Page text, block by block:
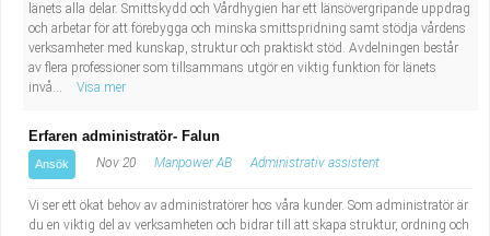
länets alla delar. Smittskydd och Vårdhygien har ett länsövergripande uppdrag
och arbetar för att förebygga och minska smittspridning samt stödja vårdens
verksamheter med kunskap, struktur och praktiskt stöd. Avdelningen består
av flera professioner som tillsammans utgör en viktig funktion för länets
invå...
Visa mer
Erfaren administratör- Falun
Ansök Nov 20 Manpower AB Administrativ assistent
Vi ser ett ökat behov av administratörer hos våra kunder. Som administratör är
du en viktig del av verksamheten och bidrar till att skapa struktur, ordning och